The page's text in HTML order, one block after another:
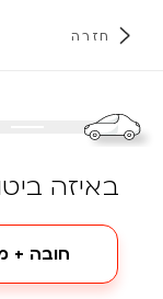
חזרה
באיזה
חובה +